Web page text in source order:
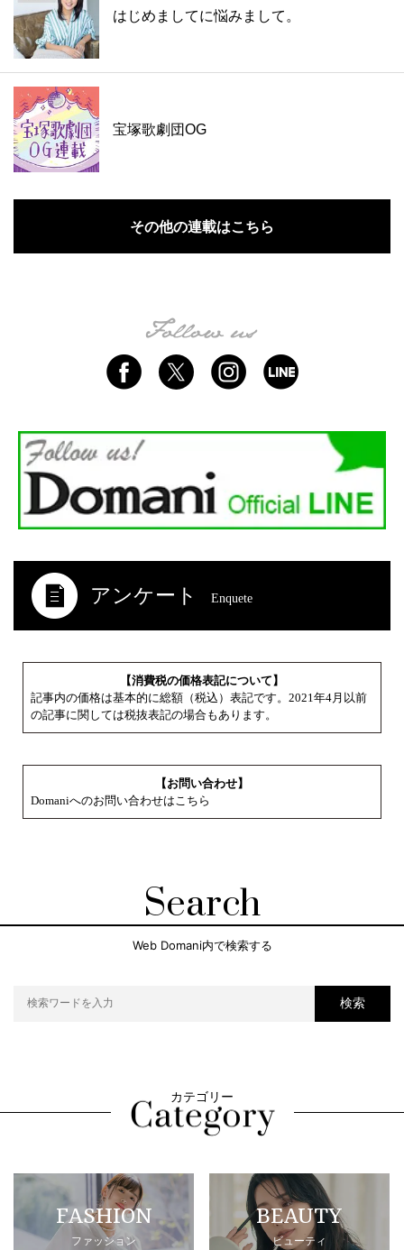
はじめましてに悩みまして。
宝塚歌劇団OG
その他の連載はこちら
アンケート Enquete
【消費税の価格表記について】
記事内の価格は基本的に総額（税込）表記です。2021年4月以前
の記事に関しては税抜表記の場合もあります。
【お問い合わせ】
Domaniへのお問い合わせはこちら
Search
Web Domani内で検索する
検索
カテゴリー
FASHION
ファッション
BEAUTY
ビューティ